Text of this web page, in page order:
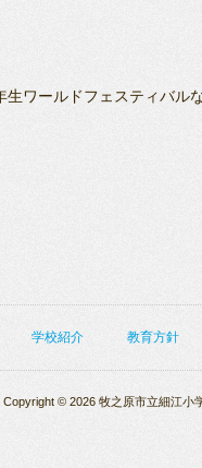
ワールドフェスティバル
学校紹介 教育方針
Copyright © 2026 牧之原市立細江小